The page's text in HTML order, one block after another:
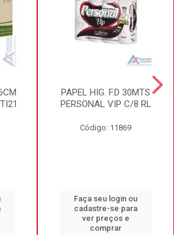
PAPEL HIG. F.D 30MTS
PERSONAL VIP C/8 RL
Código: 11869
Faça seu login ou
cadastre-se para
ver preços e
comprar